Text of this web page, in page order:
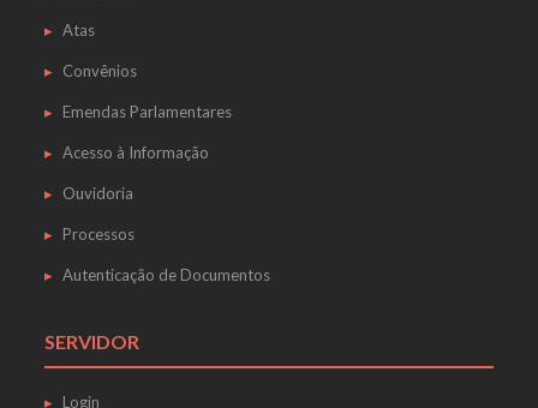
Atas
Convênios
Emendas Parlamentares
Acesso à Informação
Ouvidoria
Processos
Autenticação de Documentos
SERVIDOR
Login